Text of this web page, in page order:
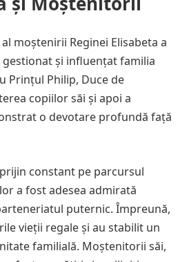
moștenirii Reginei Elisabeta a
gestionat și influențat familia
Prințul Philip, Duce de
copiilor săi și apoi a
o devotare profundă față
constant pe parcursul
a fost adesea admirată
puternic. Împreună,
vieții regale și au stabilit un
familială. Moștenitorii săi,